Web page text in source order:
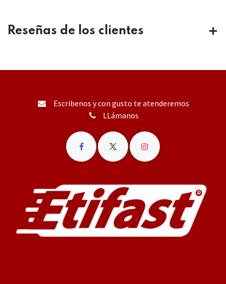
Reseñas de los clientes
Escribenos y con gusto te atenderemos
LLámanos